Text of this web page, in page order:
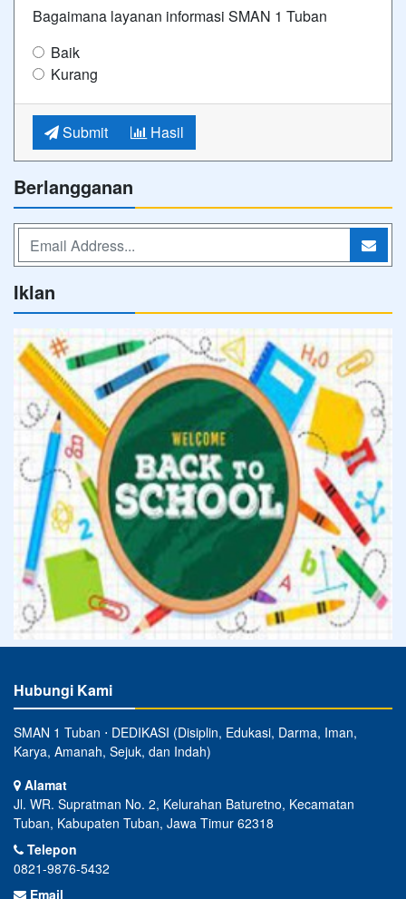
Bagaimana layanan informasi SMAN 1 Tuban
Baik
Kurang
Submit Hasil
Berlangganan
Iklan
Hubungi Kami
SMAN 1 Tuban ⋅ DEDIKASI (Disiplin, Edukasi, Darma, Iman,
Karya, Amanah, Sejuk, dan Indah)
Alamat
Jl. WR. Supratman No. 2, Kelurahan Baturetno, Kecamatan
Tuban, Kabupaten Tuban, Jawa Timur 62318
Telepon
0821-9876-5432
Email